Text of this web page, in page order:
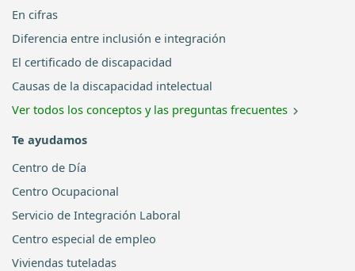
En cifras
Diferencia entre inclusión e integración
El certificado de discapacidad
Causas de la discapacidad intelectual
Ver todos los conceptos y las preguntas frecuentes
Te ayudamos
Centro de Día
Centro Ocupacional
Servicio de Integración Laboral
Centro especial de empleo
Viviendas tuteladas